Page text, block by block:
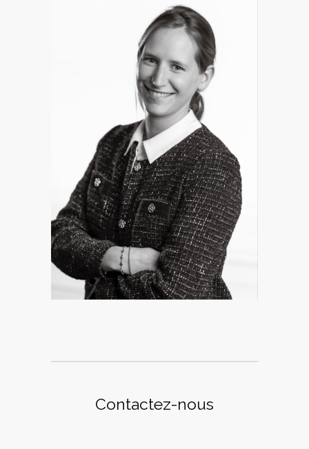
Pauline Ernoux
Associée
Contactez-nous